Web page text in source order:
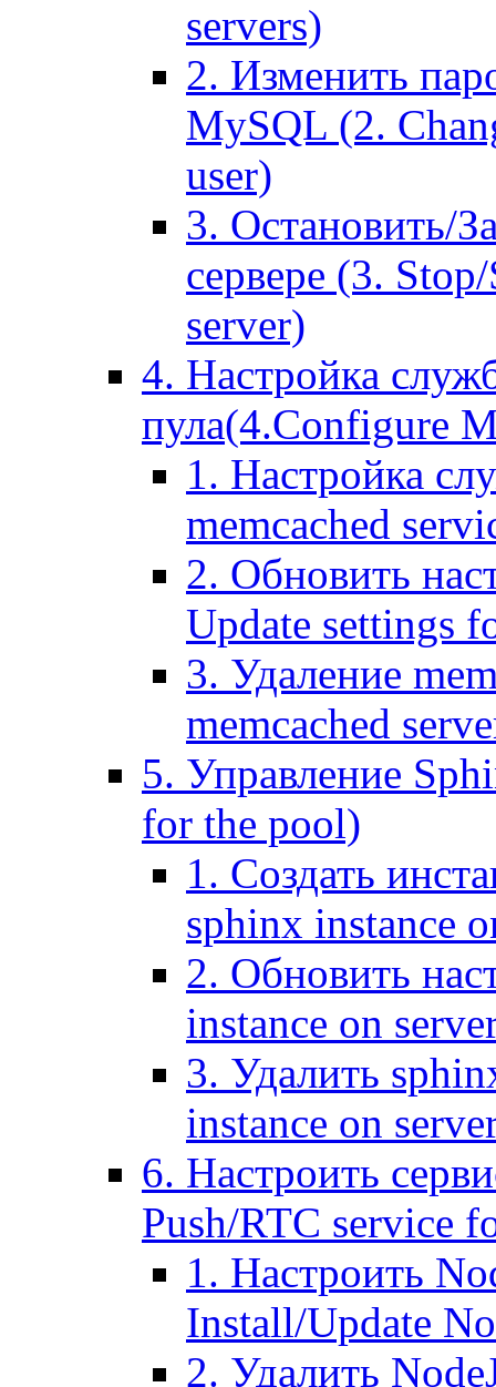
servers)
2. Изменить
MySQL (2.
user)
3. Остановить/
сервере (3.
server)
4. Настройка
пула(4.Configure
1. Настройка
memcached
2. Обновить
Update settings
3. Удаление
memcached
5. Управление
for the pool)
1. Создать
sphinx instance
2. Обновить
instance on
3. Удалить
instance on
6. Настроить
Push/RTC service
1. Настроить
Install/Update
2. Удалить